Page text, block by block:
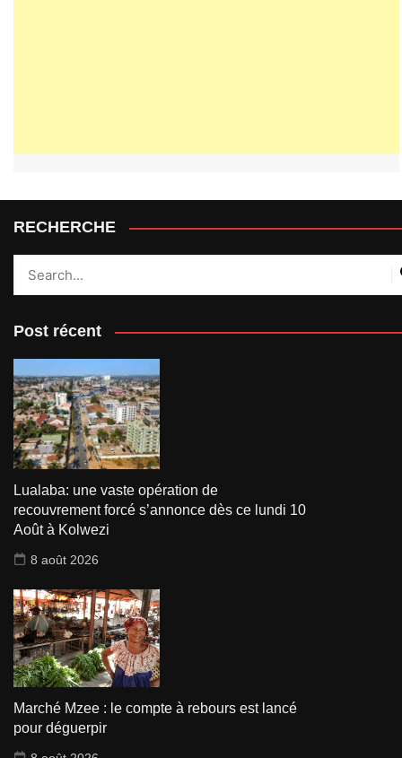
RECHERCHE
Post récent
Lualaba: une vaste opération de
recouvrement forcé s’annonce dès ce lundi 10
Août à Kolwezi
8 août 2026
Marché Mzee : le compte à rebours est lancé
pour déguerpir